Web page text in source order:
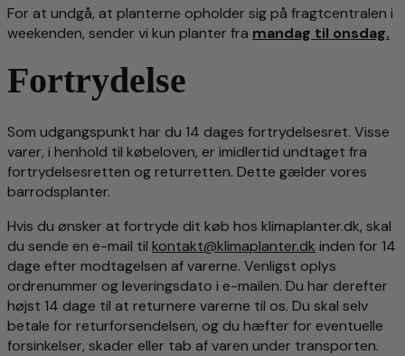
For at undgå, at planterne opholder sig på fragtcentralen i
weekenden, sender vi kun planter fra mandag til onsdag.
Fortrydelse
Som udgangspunkt har du 14 dages fortrydelsesret. Visse
varer, i henhold til købeloven, er imidlertid undtaget fra
fortrydelsesretten og returretten. Dette gælder vores
barrodsplanter.
Hvis du ønsker at fortryde dit køb hos klimaplanter.dk, skal
du sende en e-mail til kontakt@klimaplanter.dk inden for 14
dage efter modtagelsen af varerne. Venligst oplys
ordrenummer og leveringsdato i e-mailen. Du har derefter
højst 14 dage til at returnere varerne til os. Du skal selv
betale for returforsendelsen, og du hæfter for eventuelle
forsinkelser, skader eller tab af varen under transporten.